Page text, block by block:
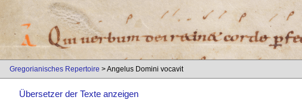
Gregorianisches Repertoire > Angelus Domini vocavit
Übersetzer der Texte anzeigen